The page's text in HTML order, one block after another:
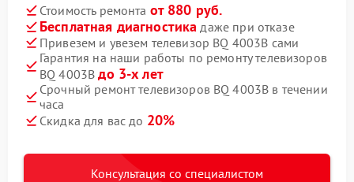
Стоимость ремонта от 880 руб.
Бесплатная диагностика даже при отказе
Привезем и увезем телевизор BQ 4003B сами
Гарантия на наши работы по ремонту телевизоров
BQ 4003Bдо 3-х лет
Срочный ремонт телевизоров BQ 4003B в течении
часа
Скидка для вас до 20%
Консультация со специалистом